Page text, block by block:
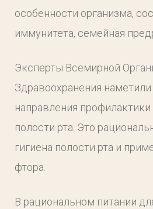
особенности организма,
иммунитета, семейная
Эксперты Всемирной
Здравоохранения
направления
полости рта. Это
гигиена полости рта и
фтора.
В рациональном питании